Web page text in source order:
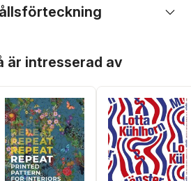
är intresserad av